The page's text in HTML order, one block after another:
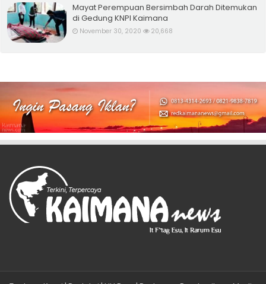
Mayat Perempuan Bersimbah Darah Ditemukan
di Gedung KNPI Kaimana
November 30, 2020 20,668